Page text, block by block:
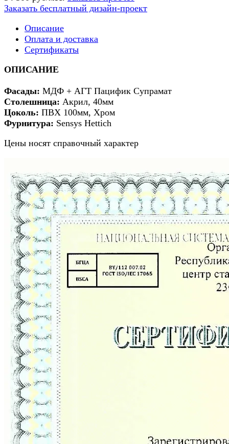
Заказать бесплатный дизайн-проект
Описание
Оплата и доставка
Сертификаты
ОПИСАНИЕ
Фасады: МДФ + АГТ Пацифик Супрамат
Столешница: Акрил, 40мм
Цоколь: ПВХ 100мм, Хром
Фурнитура: Sensys Hettich
Цены носят справочный характер